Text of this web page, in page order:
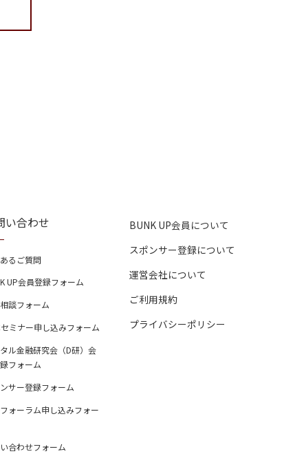
い合わせ
るご質問
UP会員登録フォーム
談フォーム
ミナー申し込みフォーム
ル金融研究会（D研）会
フォーム
サー登録フォーム
ォーラム申し込みフォー
合わせフォーム
BUNK UP会員について
スポンサー登録について
運営会社について
ご利用規約
プライバシーポリシー